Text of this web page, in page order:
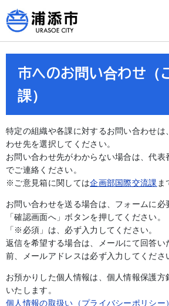
市へのお問い合わせ（
課）
特定の組織や各課に対するお問い合わせは
わせ先を選択してください。
お問い合わせ先がわからない場合は、代表
でご連絡ください。
※ご意見箱に関しては企画部国際交流課 ま
お問い合わせを送る場合は、フォームに必
「確認画面へ」ボタンを押してください。
「※必須」は、必ず入力してください。
返信を希望する場合は、メールにて回答い
前、メールアドレスは必ず入力してくださ
お預かりした個人情報は、個人情報保護方
いたします。
個人情報の取扱い（プライバシーポリシー